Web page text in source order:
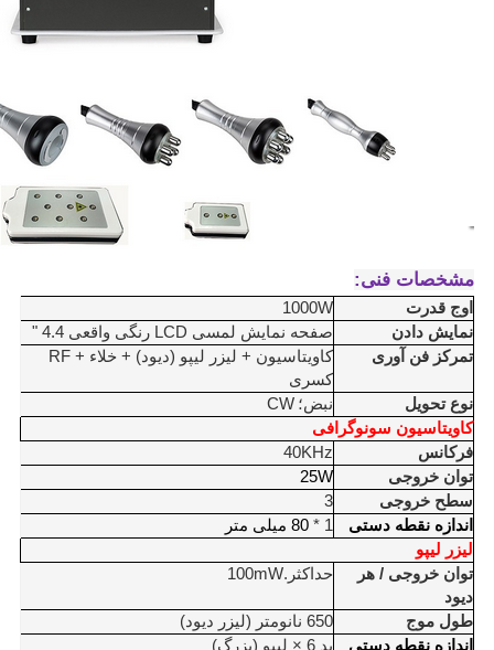
مشخصات فنی:
اوج قدرت
1000W
نمایش دادن
صفحه نمایش لمسی LCD رنگی واقعی 4.4 "
تمرکز فن آوری
کاویتاسیون + لیزر لیپو (دیود) + خلاء + RF
کسری
نوع تحویل
نبض؛ CW
کاویتاسیون سونوگرافی
فرکانس
40KHz
توان خروجی
25W
سطح خروجی
3
اندازه نقطه دستی
1 *
80 میلی متر
لیزر لیپو
توان خروجی / هر
دیود
حداکثر.100mW
طول موج
650 نانومتر (لیزر دیود)
اندازه نقطه دستی
پد 6 × لیپو (بزرگ)